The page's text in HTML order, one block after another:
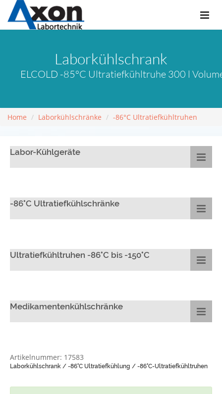
Laborkühlschrank
ELCOLD -85°C Ultratiefkühltruhe 300 l
Home Laborkühlschränke -86°C Ultratiefkühltruhen
Labor-Kühlgeräte
-86°C Ultratiefkühlschränke
Ultratiefkühltruhen -86°C bis -150°C
Medikamentenkühlschränke
Artikelnummer: 17583
Laborkühlschrank / -86°C Ultratiefkühlung / -86°C-Ultratiefkühltruhen